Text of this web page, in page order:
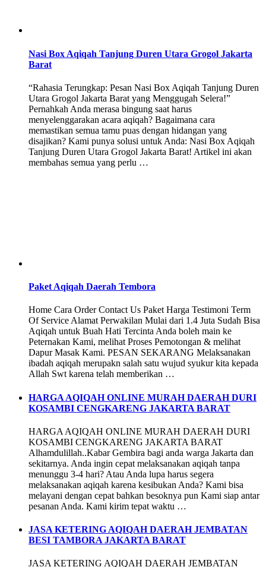
Nasi Box Aqiqah Tanjung Duren Utara Grogol Jakarta
Barat
“Rahasia Terungkap: Pesan Nasi Box Aqiqah Tanjung Duren
Utara Grogol Jakarta Barat yang Menggugah Selera!”
Pernahkah Anda merasa bingung saat harus
menyelenggarakan acara aqiqah? Bagaimana cara
memastikan semua tamu puas dengan hidangan yang
disajikan? Kami punya solusi untuk Anda: Nasi Box Aqiqah
Tanjung Duren Utara Grogol Jakarta Barat! Artikel ini akan
membahas semua yang perlu …
Paket Aqiqah Daerah Tembora
Home Cara Order Contact Us Paket Harga Testimoni Term
Of Service Alamat Perwakilan Mulai dari 1.4 Juta Sudah Bisa
Aqiqah untuk Buah Hati Tercinta Anda boleh main ke
Peternakan Kami, melihat Proses Pemotongan & melihat
Dapur Masak Kami. PESAN SEKARANG Melaksanakan
ibadah aqiqah merupakn salah satu wujud syukur kita kepada
Allah Swt karena telah memberikan …
HARGA AQIQAH ONLINE MURAH DAERAH DURI
KOSAMBI CENGKARENG JAKARTA BARAT
HARGA AQIQAH ONLINE MURAH DAERAH DURI
KOSAMBI CENGKARENG JAKARTA BARAT
Alhamdulillah..Kabar Gembira bagi anda warga Jakarta dan
sekitarnya. Anda ingin cepat melaksanakan aqiqah tanpa
menunggu 3-4 hari? Atau Anda lupa harus segera
melaksanakan aqiqah karena kesibukan Anda? Kami bisa
melayani dengan cepat bahkan besoknya pun Kami siap antar
pesanan Anda. Kami kirim tepat waktu …
JASA KETERING AQIQAH DAERAH JEMBATAN
BESI TAMBORA JAKARTA BARAT
JASA KETERING AQIQAH DAERAH JEMBATAN